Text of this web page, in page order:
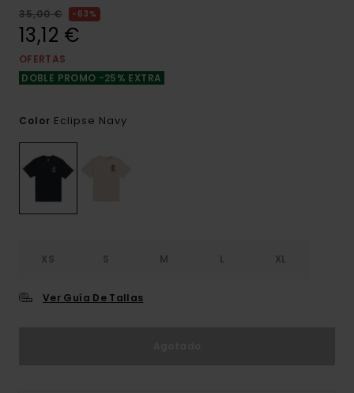
35,00 €
63%
13,12 €
OFERTAS
DOBLE PROMO -25% EXTRA
Color Eclipse Navy
XS S M L XL
Ver Guía De Tallas